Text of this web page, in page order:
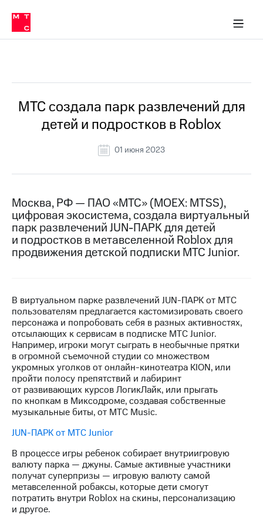
Медиа-центр
и акционерам
Устойчивое развитие
Комплаенс и деловая этика
компании
Карьера
История
компании
Руководство
Контакты
Медиа-центр
Пресс-
Достижения
Интервью
Финансовая
отчетность
Контакты
Новости
в
регионе
и акционерам
Корпоративное
управление
в МТС
Пресс-
релизы
о технологиях
МТС создала парк развлечений для
детей и подростков в Roblox
01 июня 2023
Москва, РФ — ПАО «МТС» (MOEX: MTSS),
цифровая экосистема, создала виртуальный
парк развлечений JUN-ПАРК для детей
и подростков в метавселенной Roblox для
продвижения детской подписки МТС Junior.
В виртуальном парке развлечений JUN-ПАРК от МТС
пользователям предлагается кастомизировать своего
персонажа и попробовать себя в разных активностях,
отсылающих к сервисам в подписке МТС Junior.
Например, игроки могут сыграть в необычные прятки
в огромной съемочной студии со множеством
укромных уголков от онлайн-кинотеатра KION, или
пройти полосу препятствий и лабиринт
от развивающих курсов ЛогикЛайк, или прыгать
по кнопкам в Миксодроме, создавая собственные
музыкальные биты, от МТС Мusic.
JUN-ПАРК от МТС Junior
В процессе игры ребенок собирает внутриигровую
валюту парка — джуны. Самые активные участники
получат суперпризы — игровую валюту самой
метавселенной робаксы, которые дети смогут
потратить внутри Roblox на скины, персонализацию
и другое.